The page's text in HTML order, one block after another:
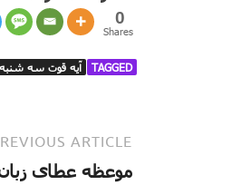
0
Shares
TAGGED آیه قوت سه شنبه 26 ژوئن ۲۰۱۸
ARTICLE
⁦⁩موعظه عطای